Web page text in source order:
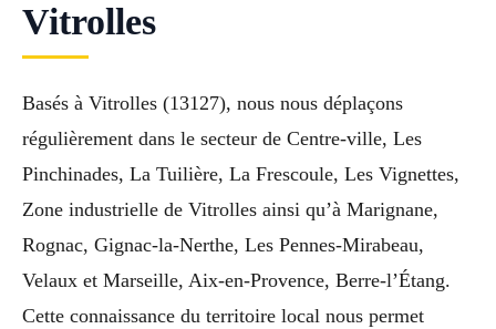
Vitrolles
Basés à Vitrolles (13127), nous nous déplaçons
régulièrement dans le secteur de Centre-ville, Les
Pinchinades, La Tuilière, La Frescoule, Les Vignettes,
Zone industrielle de Vitrolles ainsi qu’à Marignane,
Rognac, Gignac-la-Nerthe, Les Pennes-Mirabeau,
Velaux et Marseille, Aix-en-Provence, Berre-l’Étang.
Cette connaissance du territoire local nous permet